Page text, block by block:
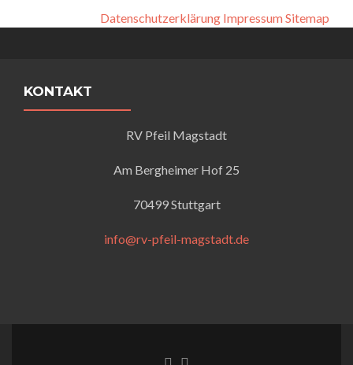
Datenschutzerklärung ImpressumSitemap
KONTAKT
RV Pfeil Magstadt
Am Bergheimer Hof 25
70499 Stuttgart
info@rv-pfeil-magstadt.de
Facebook-Link
Instagram Link